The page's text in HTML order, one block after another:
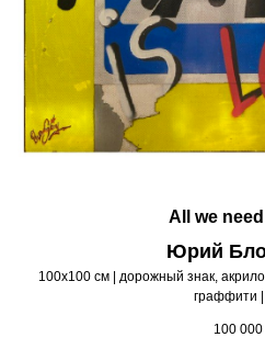
All we
Юрий
100х100 см | дорожный знак,
граффити
100 000